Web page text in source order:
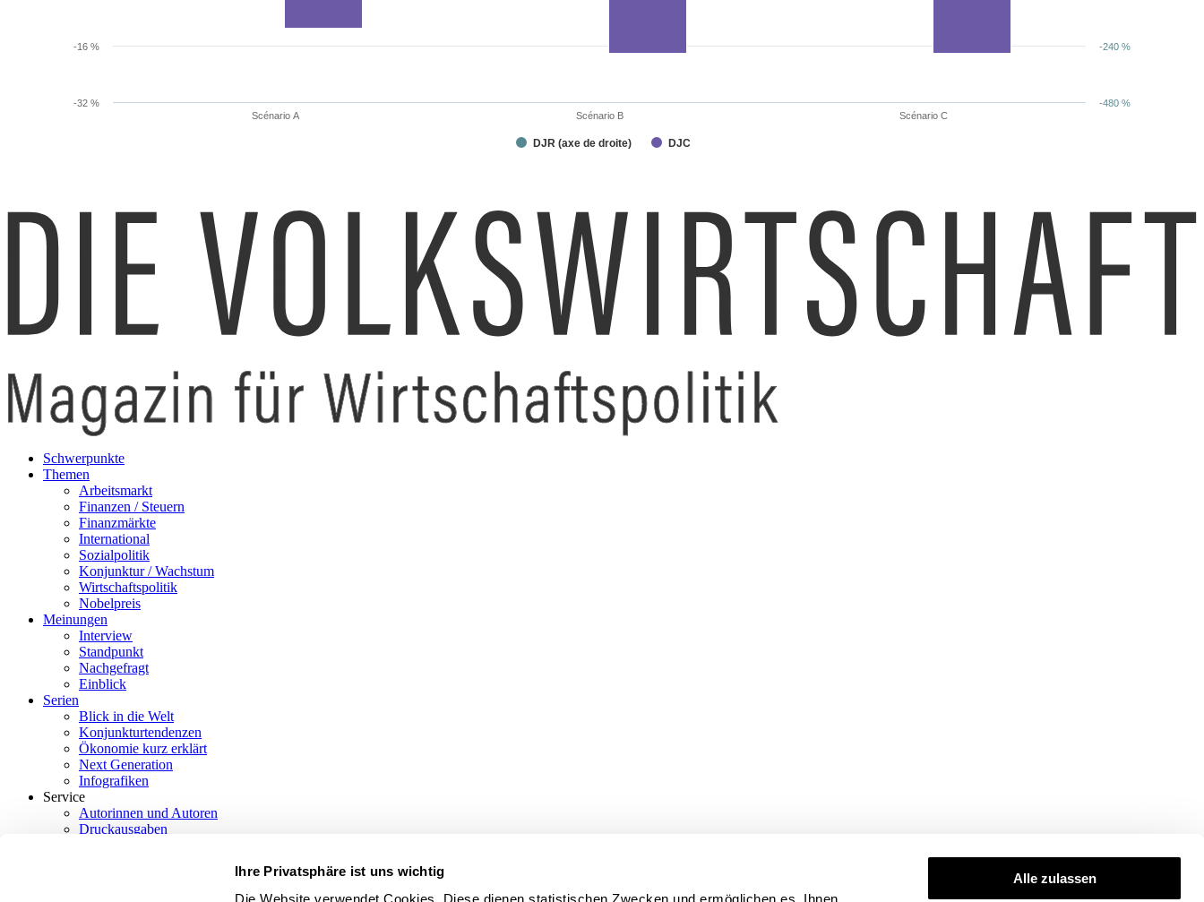
Ihre Privatsphäre ist uns wichtig
Alle zulassen
DJR (axe de droite) DJC
Scénario A Scénario B Scénario C
-32 %
-16 %
-480 %
-240 %
Schwerpunkte
Themen
Arbeitsmarkt
Finanzen / Steuern
Finanzmärkte
International
Sozialpolitik
Konjunktur / Wachstum
Wirtschaftspolitik
Nobelpreis
Meinungen
Interview
Standpunkt
Nachgefragt
Einblick
Serien
Blick in die Welt
Konjunkturtendenzen
Ökonomie kurz erklärt
Next Generation
Infografiken
Service
Autorinnen und Autoren
Druckausgaben